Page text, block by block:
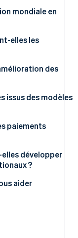
l’infrastructure
mondiale en
elles les
des
issus des modèles
paiements
développer
?
ressentie au
aider